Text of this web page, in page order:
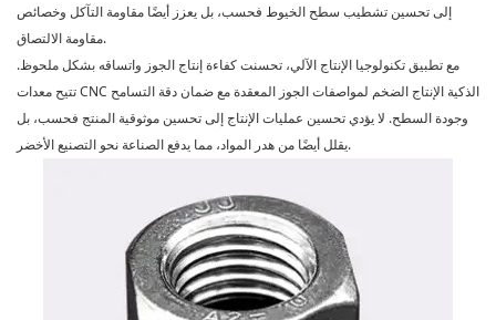
إلى تحسين تشطيب سطح الخيوط فحسب، بل يعزز أيضًا مقاومة التآكل وخصائص
مقاومة الالتصاق.
مع تطبيق تكنولوجيا الإنتاج الآلي، تحسنت كفاءة إنتاج الجوز واتساقه بشكل ملحوظ.
تتيح معدات CNC الذكية الإنتاج الضخم لمواصفات الجوز المعقدة مع ضمان دقة التسامح
وجودة السطح. لا يؤدي تحسين عمليات الإنتاج إلى تحسين موثوقية المنتج فحسب، بل
يقلل أيضًا من هدر المواد، مما يدفع الصناعة نحو التصنيع الأخضر.